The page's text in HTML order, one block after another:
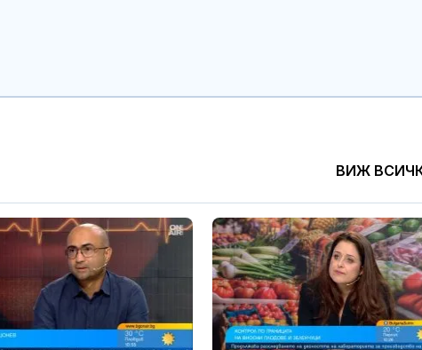
ВИЖ